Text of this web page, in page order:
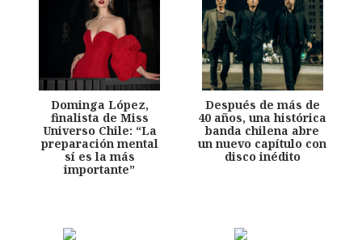
Dominga López,
finalista de Miss
Universo Chile: “La
preparación mental
sí es la más
importante”
Después de más de
40 años, una histórica
banda chilena abre
un nuevo capítulo con
disco inédito